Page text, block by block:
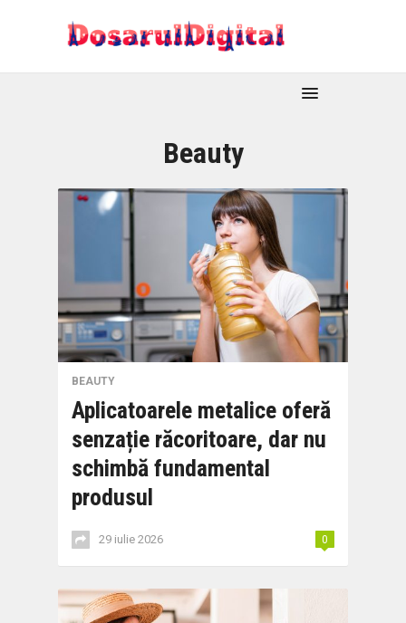
Beauty
BEAUTY
Aplicatoarele metalice oferă
senzație răcoritoare, dar nu
schimbă fundamental
produsul
29 iulie 2026 0